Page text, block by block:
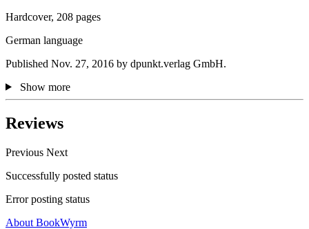
Hardcover, 208 pages
German language
Published Nov. 27, 2016 by dpunkt.verlag GmbH.
Show more
Reviews
Previous Next
Successfully posted status
Error posting status
About BookWyrm